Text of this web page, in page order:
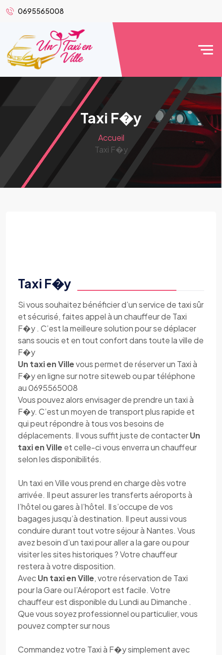
0695565008
Taxi F�y
Accueil
Taxi F�y
Taxi F�y
Si vous souhaitez bénéficier d’un service de taxi sûr
et sécurisé, faites appel à un chauffeur de Taxi
F�y . C’est la meilleure solution pour se déplacer
sans soucis et en tout confort dans toute la ville de
F�y
Un taxi en Villevous permet de réserver un Taxi à
F�y en ligne sur notre siteweb ou par téléphone
au 0695565008
Vous pouvez alors envisager de prendre un taxi à
F�y. C’est un moyen de transport plus rapide et
qui peut répondre à tous vos besoins de
déplacements. Il vous suffit juste de contacterUn
taxi en Ville et celle-ci vous enverra un chauffeur
selon les disponibilités.
Un taxi en Ville vous prend en charge dès votre
arrivée. Il peut assurer les transferts aéroports à
l’hôtel ou gares à l’hôtel. Il s’occupe de vos
bagages jusqu’à destination. Il peut aussi vous
conduire durant tout votre séjour à Nantes. Vous
avez besoin d’un taxi pour aller a la gare ou pour
visiter les sites historiques ? Votre chauffeur
restera à votre disposition.
AvecUn taxi en Ville, votre réservation de Taxi
pour la Gare ou l’Aéroport est facile. Votre
chauffeur est disponible du Lundi au Dimanche .
Que vous soyez professionnel ou particulier, vous
pouvez compter sur nous
Commandez votre Taxi à F�y simplement avec